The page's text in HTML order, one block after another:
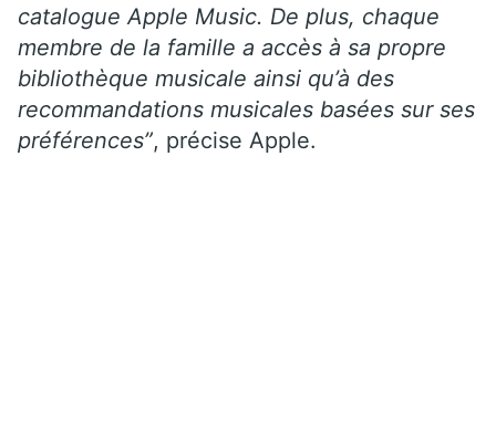
catalogue Apple Music. De plus, chaque
membre de la famille a accès à sa propre
bibliothèque musicale ainsi qu’à des
recommandations musicales basées sur ses
préférences”, précise Apple.